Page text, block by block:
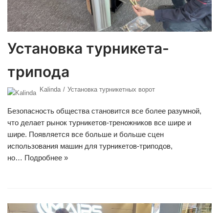
Установка турникета-
трипода
Kalinda Установка турникетных ворот
Безопасность общества становится все более разумной,
что делает рынок турникетов-треножников все шире и
шире. Появляется все больше и больше сцен
использования машин для турникетов-триподов,
но… Подробнее »